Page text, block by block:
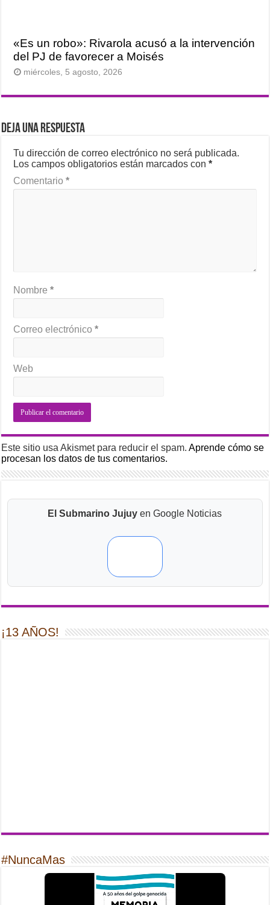
«Es un robo»: Rivarola acusó a la intervención
del PJ de favorecer a Moisés
miércoles, 5 agosto, 2026
Deja una respuesta
Tu dirección de correo electrónico no será publicada.
Los campos obligatorios están marcados con*
Comentario*
Nombre*
Correo electrónico*
Web
Este sitio usa Akismet para reducir el spam.Aprende cómo se
procesan los datos de tus comentarios.
El Submarino Jujuy en Google Noticias
¡13 AÑOS!
#NuncaMas